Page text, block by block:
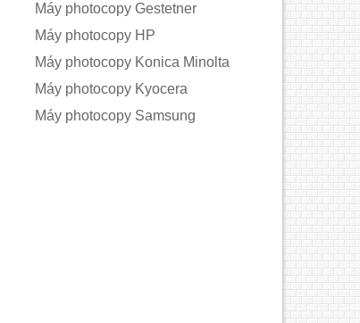
Máy photocopy Gestetner
Máy photocopy HP
Máy photocopy Konica Minolta
Máy photocopy Kyocera
Máy photocopy Samsung